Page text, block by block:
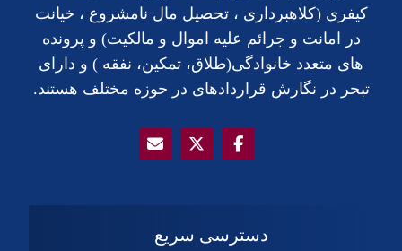
کیفری (کلاهبرداری ، تحصیل مال نامشروع ، خیانت
در امانت و جرائم علیه اموال و مالکیت) و پرونده
های متعدد خانوادگی(طلاق، تمکین، نفقه ) و دارای
تبحر در نگارش قراردادهای در حوزه مختلف هستند.
دسترسی سریع